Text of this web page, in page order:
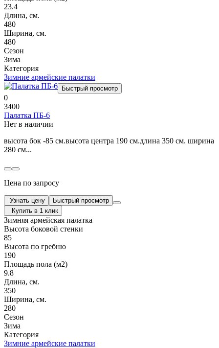
23.4
Длина, см.
480
Ширина, см.
480
Сезон
Зима
Категория
Зимние армейские палатки
Быстрый просмотр
0
3400
Палатка ПБ-6
Нет в наличии
высота бок -85 см.высота центра 190 см.длина 350 см. ширина
280 см...
Цена по запросу
Узнать цену
Быстрый просмотр
Купить в 1 клик
Зимняя армейская палатка
Высота боковой стенки
85
Высота по гребню
190
Площадь пола (м2)
9.8
Длина, см.
350
Ширина, см.
280
Сезон
Зима
Категория
Зимние армейские палатки